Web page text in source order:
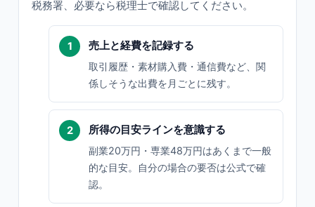
税務署、必要なら税理士で確認してください。
売上と経費を記録する
取引履歴・素材購入費・通信費など、関
係しそうな出費を月ごとに残す。
所得の目安ラインを意識する
副業20万円・専業48万円はあくまで一般
的な目安。自分の場合の要否は公式で確
認。